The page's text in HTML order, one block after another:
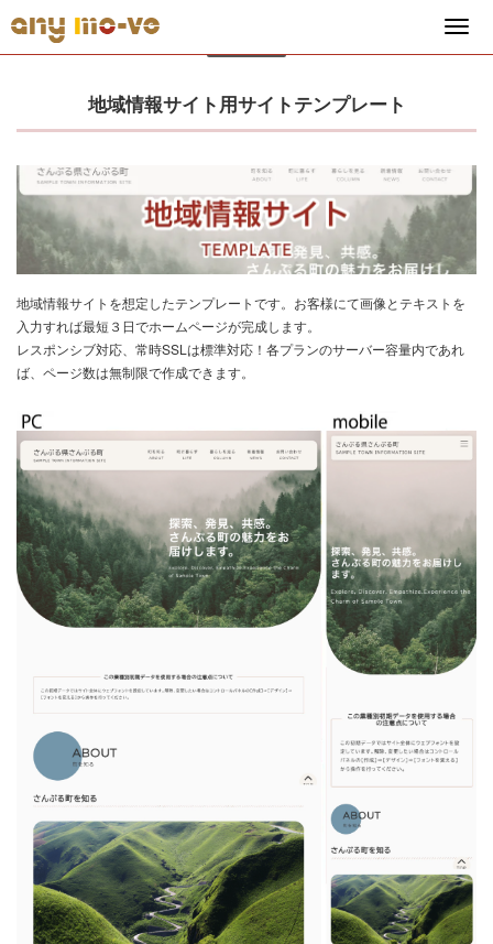
地域情報サイト用サイトテンプレート
地域情報サイトを想定したテンプレートです。お客様にて画像とテキストを
入力すれば最短３日でホームページが完成します。
レスポンシブ対応、常時SSLは標準対応！各プランのサーバー容量内であれ
ば、ページ数は無制限で作成できます。